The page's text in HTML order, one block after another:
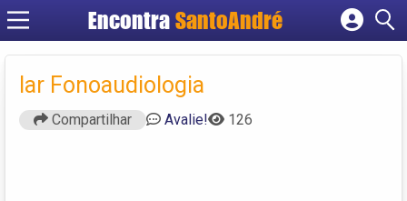
Encontra SantoAndré
Cadastrar empresa
Criar conta
Iar Fonoaudiologia
Compartilhar Avalie! 126